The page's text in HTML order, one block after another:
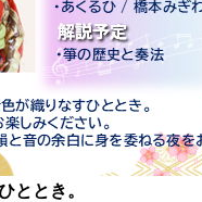
ととき。